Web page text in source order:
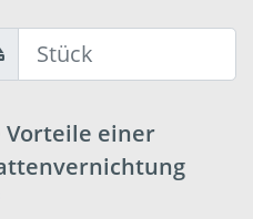
Vorteile einer